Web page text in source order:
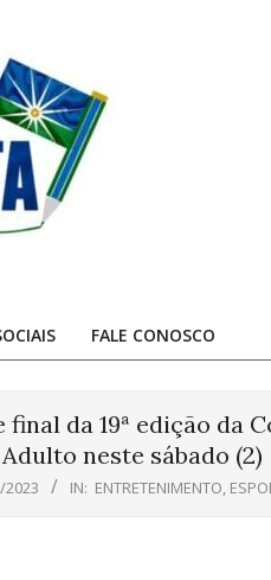
FALE CONOSCO
da 19ª edição da
neste sábado (2)
2023 IN: ENTRETENIMENTO,